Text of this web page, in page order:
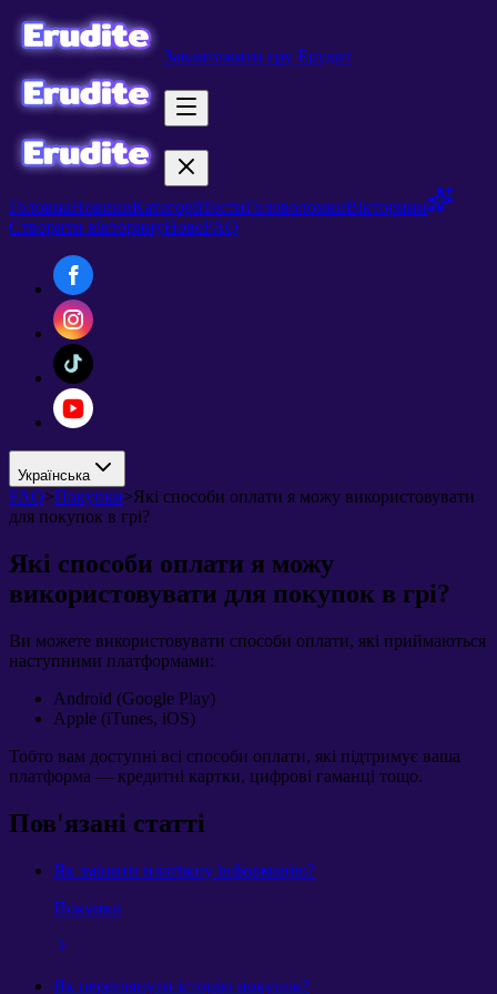
Завантажити гру Ерудит
ГоловнаНовиниКатегоріїТестиГоловоломкиВікторини
Створити вікторинуНовеFAQ
Українська
FAQ>Покупки>Які способи оплати я можу використовувати
для покупок в грі?
Які способи оплати я можу
використовувати для покупок в грі?
Ви можете використовувати способи оплати, які приймаються
наступними платформами:
Android (Google Play)
Apple (iTunes, iOS)
Тобто вам доступні всі способи оплати, які підтримує ваша
платформа — кредитні картки, цифрові гаманці тощо.
Пов'язані статті
Як змінити платіжну інформацію?
Покупки
Як переглянути історію покупок?